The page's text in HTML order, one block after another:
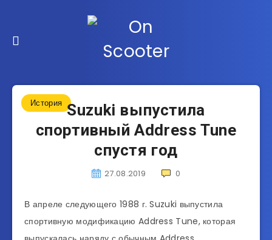
История Suzuki выпустила
спортивный Address Tune
спустя год
27.08.2019 0
В апреле следующего 1988 г. Suzuki выпустила
спортивную модификацию Address Tune, которая